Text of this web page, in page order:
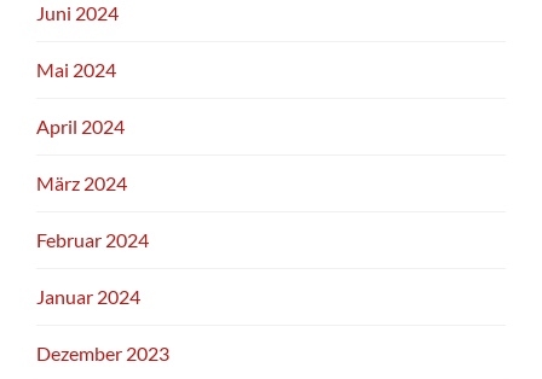
Juni 2024
Mai 2024
April 2024
März 2024
Februar 2024
Januar 2024
Dezember 2023